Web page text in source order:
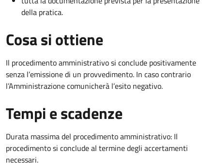
della pratica.
Cosa si ottiene
Il procedimento amministrativo si conclude positivamente
senza l’emissione di un provvedimento. In caso contrario
l’Amministrazione comunicherà l’esito negativo.
Tempi e scadenze
Durata massima del procedimento amministrativo: Il
procedimento si conclude al termine degli accertamenti
necessari.